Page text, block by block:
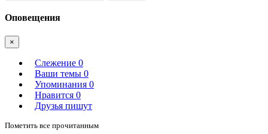
Оповещения
×
Слежение 0
Ваши темы 0
Упоминания 0
Нравится 0
Друзья пишут
Пометить все прочитанным